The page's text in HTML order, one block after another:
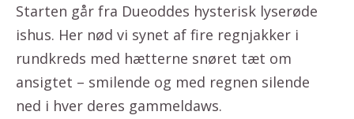
Starten går fra Dueoddes hysterisk lyserøde
ishus. Her nød vi synet af fire regnjakker i
rundkreds med hætterne snøret tæt om
ansigtet – smilende og med regnen silende
ned i hver deres gammeldaws.